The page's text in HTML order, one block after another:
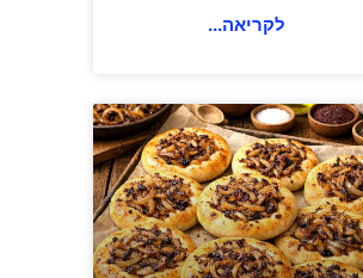
לקריאה...